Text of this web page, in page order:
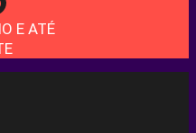
E ATÉ